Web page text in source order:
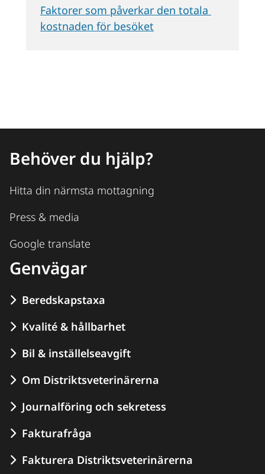
Faktorer som påverkar den totala
kostnaden för besöket
Behöver du hjälp?
Hitta din närmsta mottagning
Press & media
Google translate
Genvägar
Beredskapstaxa
Kvalité & hållbarhet
Bil & inställelseavgift
Om Distriktsveterinärerna
Journalföring och sekretess
Fakturafråga
Fakturera Distriktsveterinärerna